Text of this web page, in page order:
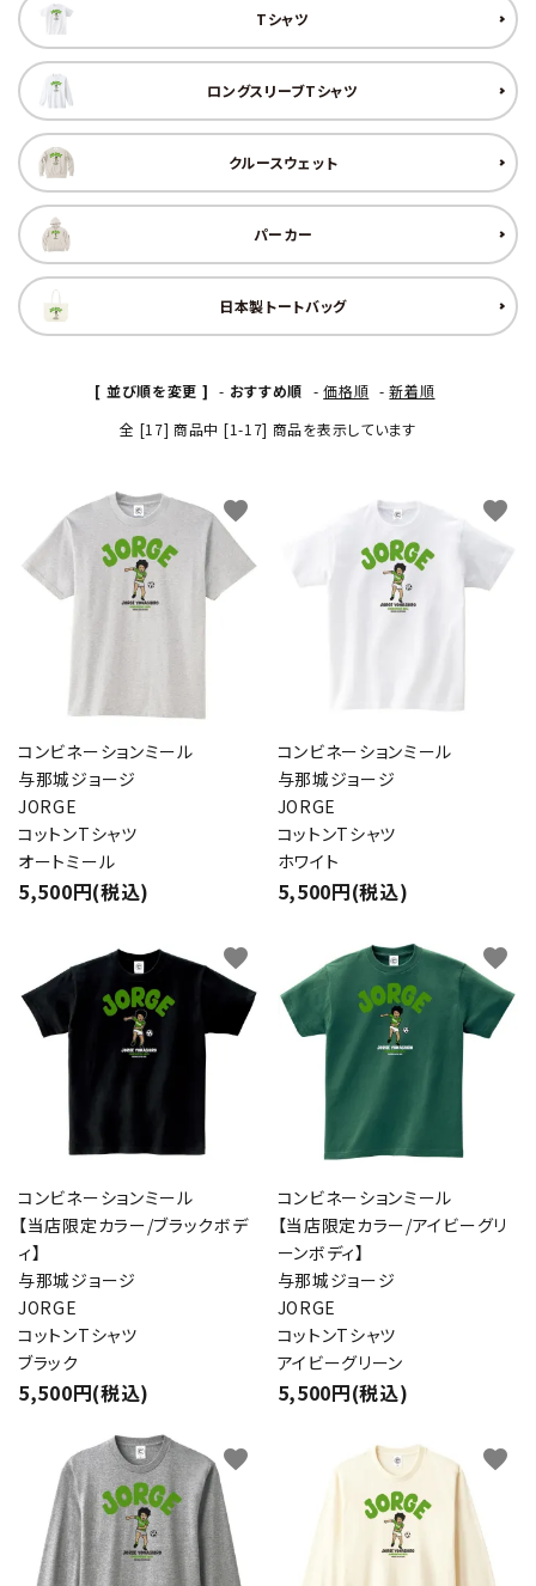
Tシャツ
ロングスリーブTシャツ
クルースウェット
パーカー
日本製トートバッグ
[ 並び順を変更 ] - おすすめ順 -価格順 -新着順
全 [17] 商品中 [1-17] 商品を表示しています
コンビネーションミール
与那城ジョージ
JORGE
コットンTシャツ
オートミール
5,500円(税込)
favorite
コンビネーションミール
与那城ジョージ
JORGE
コットンTシャツ
ホワイト
5,500円(税込)
favorite
コンビネーションミール
【当店限定カラー/ブラックボデ
ィ】
与那城ジョージ
JORGE
コットンTシャツ
ブラック
5,500円(税込)
favorite
コンビネーションミール
【当店限定カラー/アイビーグリ
ーンボディ】
与那城ジョージ
JORGE
コットンTシャツ
アイビーグリーン
5,500円(税込)
favorite
favorite favorite